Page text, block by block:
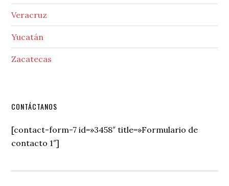
Veracruz
Yucatán
Zacatecas
Secondary
Sidebar
CONTÁCTANOS
[contact-form-7 id=»3458″ title=»Formulario de
contacto 1″]